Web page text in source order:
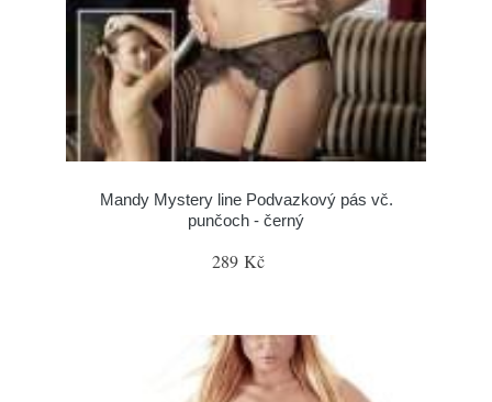
Mandy Mystery line Podvazkový pás vč.
punčoch - černý
289 Kč